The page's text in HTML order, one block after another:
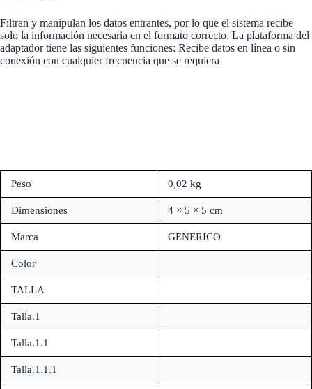
Filtran y manipulan los datos entrantes, por lo que el sistema recibe
solo la información necesaria en el formato correcto. La plataforma del
adaptador tiene las siguientes funciones: Recibe datos en línea o sin
conexión con cualquier frecuencia que se requiera
Peso 0,02 kg
Dimensiones 4 × 5 × 5 cm
Marca GENERICO
Color
TALLA
Talla.1
Talla.1.1
Talla.1.1.1